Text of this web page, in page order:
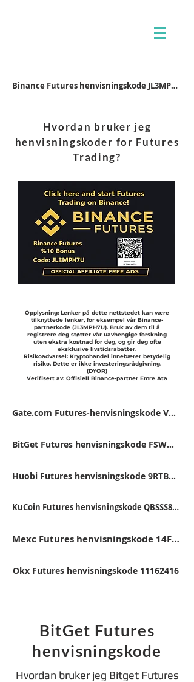
Binance Futures henvisningskode JL3MPH7U
Hvordan bruker jeg
henvisningskoder for Futures
Trading?
Opplysning: Lenker på dette nettstedet kan være
tilknyttede lenker, for eksempel vår Binance-
partnerkode (JL3MPH7U). Bruk av dem til å
registrere deg støtter vår uavhengige forskning
uten ekstra kostnad for deg, og gir deg ofte
eksklusive livstidsrabatter.
Risikoadvarsel: Kryptohandel innebærer betydelig
risiko. Dette er ikke investeringsrådgivning.
(DYOR)
Verifisert av: Offisiell Binance-partner Emre Ata
Gate.com Futures-henvisningskode VFJDUWXD
BitGet Futures henvisningskode FSWU9863
Huobi Futures henvisningskode 9RTB4223
KuCoin Futures henvisningskode QBSSS8MK
Mexc Futures henvisningskode 14FB5
Okx Futures henvisningskode 11162416
BitGet Futures
henvisningskode
Hvordan bruker jeg Bitget Futures